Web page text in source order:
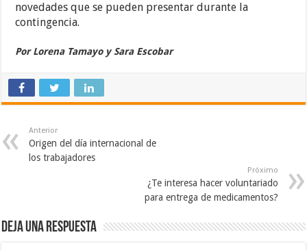
novedades que se pueden presentar durante la
contingencia.
Por Lorena Tamayo y Sara Escobar
Anterior
Origen del día internacional de
los trabajadores
Próximo
¿Te interesa hacer voluntariado
para entrega de medicamentos?
Deja una respuesta